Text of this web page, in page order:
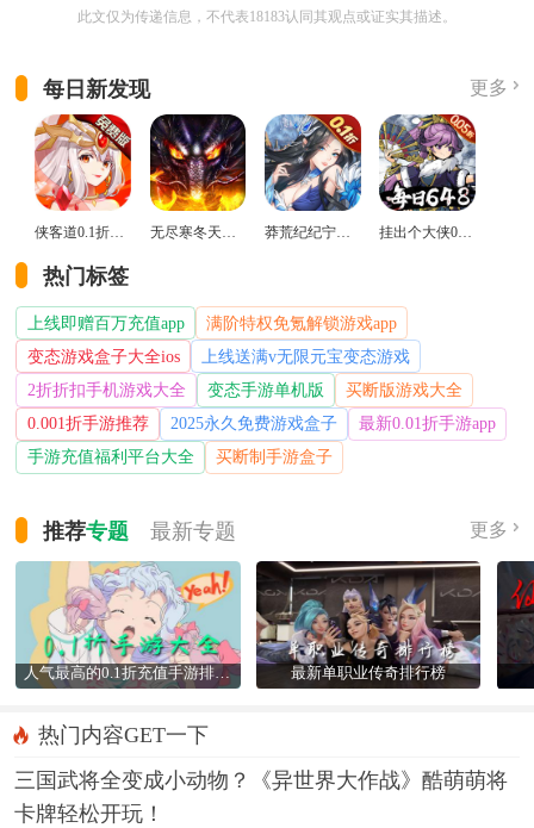
此文仅为传递信息，不代表18183认同其观点或证实其描述。
每日新发现 更多
侠客道0.1折变态版 无尽寒冬天蛇新春送礼版 莽荒纪纪宁传奇0.1折送无限连抽版 挂出个大侠0.05折免单福利版
热门标签
上线即赠百万充值app
满阶特权免氪解锁游戏app
变态游戏盒子大全ios
上线送满v无限元宝变态游戏
2折折扣手机游戏大全
变态手游单机版
买断版游戏大全
0.001折手游推荐
2025永久免费游戏盒子
最新0.01折手游app
手游充值福利平台大全
买断制手游盒子
推荐专题 最新专题 更多
人气最高的0.1折充值手游排行榜 最新单职业传奇排行榜
热门内容GET一下
三国武将全变成小动物？《异世界大作战》酷萌萌将
卡牌轻松开玩！